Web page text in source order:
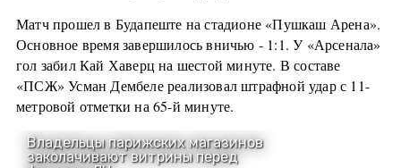
Матч прошел в Будапеште на стадионе «Пушкаш Арена».
Основное время завершилось вничью - 1:1. У «Арсенала»
гол забил Кай Хаверц на шестой минуте. В составе
«ПСЖ» Усман Дембеле реализовал штрафной удар с 11-
метровой отметки на 65-й минуте.